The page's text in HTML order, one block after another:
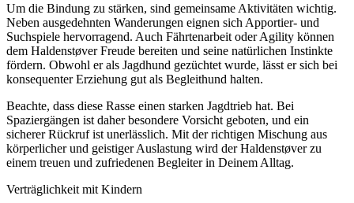
Um die Bindung zu stärken, sind gemeinsame Aktivitäten wichtig.
Neben ausgedehnten Wanderungen eignen sich Apportier- und
Suchspiele hervorragend. Auch Fährtenarbeit oder Agility können
dem Haldenstøver Freude bereiten und seine natürlichen Instinkte
fördern. Obwohl er als Jagdhund gezüchtet wurde, lässt er sich bei
konsequenter Erziehung gut als Begleithund halten.
Beachte, dass diese Rasse einen starken Jagdtrieb hat. Bei
Spaziergängen ist daher besondere Vorsicht geboten, und ein
sicherer Rückruf ist unerlässlich. Mit der richtigen Mischung aus
körperlicher und geistiger Auslastung wird der Haldenstøver zu
einem treuen und zufriedenen Begleiter in Deinem Alltag.
Verträglichkeit mit Kindern